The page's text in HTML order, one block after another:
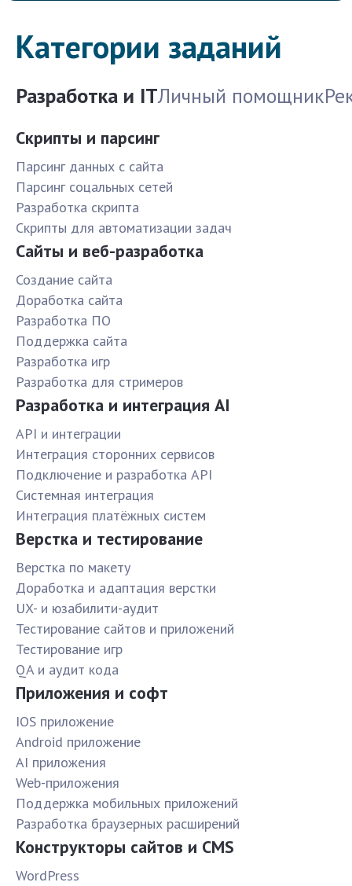
Категории заданий
Разработка и ITЛичный помощник
Скрипты и парсинг
Парсинг данных с сайта
Парсинг соцальных сетей
Разработка скрипта
Скрипты для автоматизации задач
Сайты и веб-разработка
Создание сайта
Доработка сайта
Разработка ПО
Поддержка сайта
Разработка игр
Разработка для стримеров
Разработка и интеграция AI
API и интеграции
Интеграция сторонних сервисов
Подключение и разработка API
Системная интеграция
Интеграция платёжных систем
Верстка и тестирование
Верстка по макету
Доработка и адаптация верстки
UX- и юзабилити-аудит
Тестирование сайтов и приложений
Тестирование игр
QA и аудит кода
Приложения и софт
IOS приложение
Android приложение
AI приложения
Web-приложения
Поддержка мобильных приложений
Разработка браузерных расширений
Конструкторы сайтов и CMS
WordPress